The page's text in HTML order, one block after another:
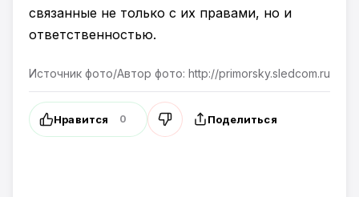
связанные не только с их правами, но и
ответственностью.
Источник фото/Автор фото: http://primorsky.sledcom.ru
Нравится 0 Поделиться